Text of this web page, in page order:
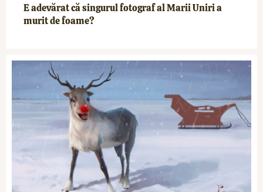
E adevărat că singurul fotograf al Marii Uniri a
murit de foame?